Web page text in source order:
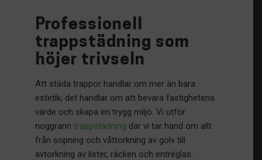
Professionell
trappstädning som
höjer trivseln
Att städa trappor handlar om mer än bara
estetik; det handlar om att bevara fastighetens
värde och skapa en trygg miljö. Vi utför
noggranntrappstädning där vi tar hand om allt
från sopning och våttorkning av golv till
avtorkning av lister, räcken och entréglas.